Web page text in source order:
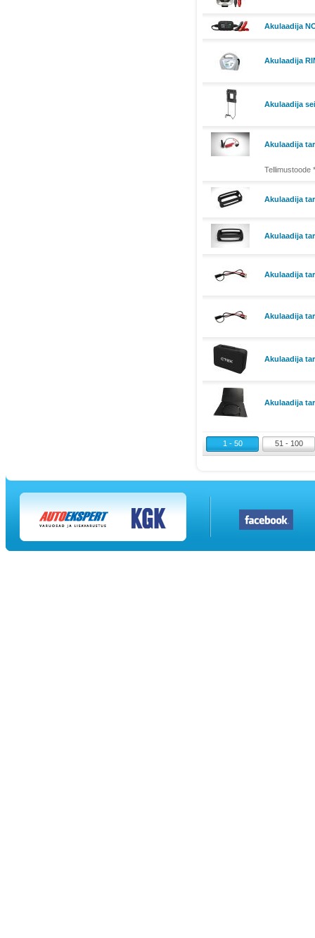
Akulaadija
Akulaadija
Akulaadija
Akulaadija
Tellimustoode *
Akulaadija
Akulaadija
Akulaadija
Akulaadija
Akulaadija
Akulaadija
1 - 50 51 - 100